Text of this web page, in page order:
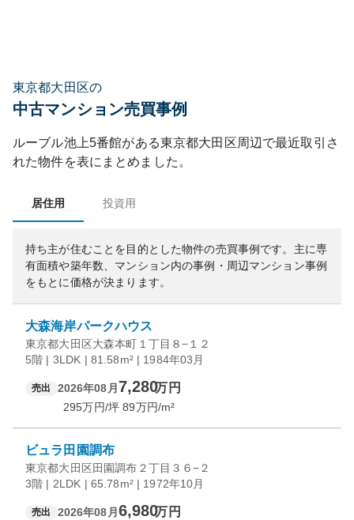
東京都大田区の
中古マンション売買事例
ルーブル池上5番館がある東京都大田区周辺で最近取引さ
れた物件を表にまとめました。
居住用 投資用
持ち主が住むことを目的とした物件の売買事例です。 主に専
有面積や築年数、マンション内の事例・周辺マンション事例
をもとに価格が決まります。
大森海岸パークハウス
東京都大田区大森本町１丁目８−１２
5階 | 3LDK | 81.58m² | 1984年03月
売出 2026年08月 7,280万円
295万円/坪 89万円/m²
ビュラ田園調布
東京都大田区田園調布２丁目３６−２
3階 | 2LDK | 65.78m² | 1972年10月
売出 2026年08月 6,980万円